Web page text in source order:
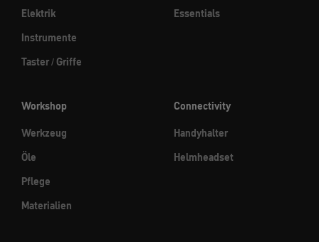
Elektrik
Instrumente
Taster / Griffe
Essentials
Workshop
Werkzeug
Öle
Pflege
Materialien
Connectivity
Handyhalter
Helmheadset